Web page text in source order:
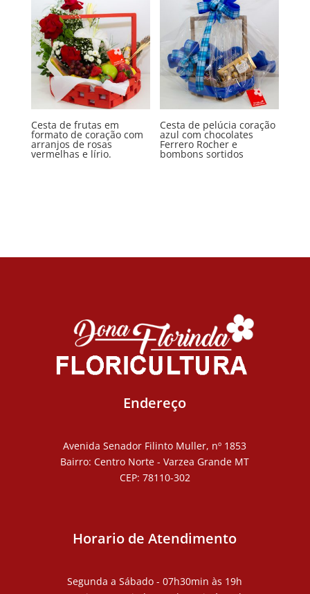
Cesta de frutas em
formato de coração com
arranjos de rosas
vermelhas e lírio.
Cesta de pelúcia coração
azul com chocolates
Ferrero Rocher e
bombons sortidos
Endereço
Avenida Senador Filinto Muller, nº 1853
Bairro: Centro Norte - Varzea Grande MT
CEP: 78110-302
Horario de Atendimento
Segunda a Sábado - 07h30min às 19h